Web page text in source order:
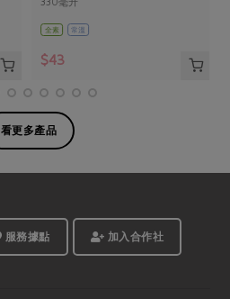
全素 常溫
$43
看更多產品
服務據點 加入合作社